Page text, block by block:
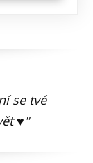
se tvé
♥"